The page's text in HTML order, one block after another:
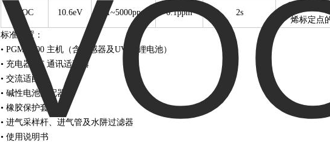
VOC 10.6eV 0.1~5000ppm 0.1ppm 2s
烯标定点
标准配置：
• PGM-7300 主机（含传感器及UV 灯锂电池）
• 充电器/PC 通讯适配器
• 交流适配器
• 碱性电池适配器
• 橡胶保护套
• 进气采样杆、进气管及水阱过滤器
• 使用说明书